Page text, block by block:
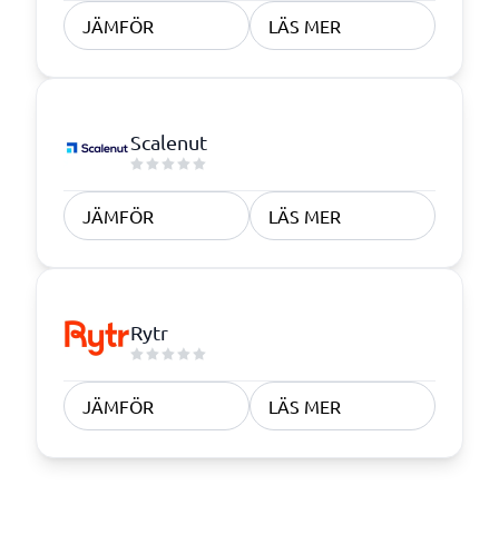
JÄMFÖR LÄS MER
Scalenut
JÄMFÖR LÄS MER
Rytr
JÄMFÖR LÄS MER